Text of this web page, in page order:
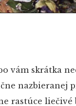
vám skrátka
nazbieranej
rastúce liečivé